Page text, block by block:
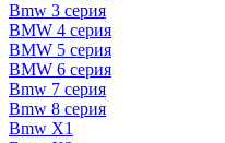
Bmw 3 серия
BMW 4 серия
BMW 5 серия
BMW 6 серия
Bmw 7 серия
Bmw 8 серия
Bmw X1